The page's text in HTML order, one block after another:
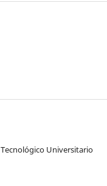
Universitario